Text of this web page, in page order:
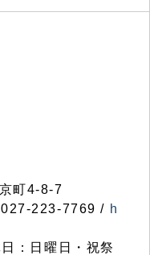
町4-8-7
223-7769 / h
：日曜日・祝祭